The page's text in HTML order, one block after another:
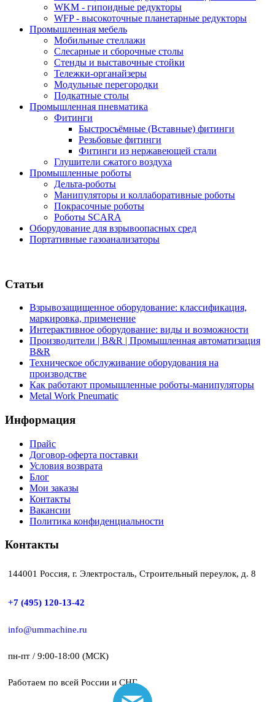
WKM - гипоидные редукторы
WFP - высокоточные планетарные редукторы
Промышленная мебель
Мобильные стеллажи
Слесарные и сборочные столы
Стенды и выставочные стойки
Тележки-органайзеры
Модульные перегородки
Подкатные столы
Промышленная пневматика
Фитинги
Быстросъёмные (Вставные) фитинги
Резьбовые фитинги
Фитинги из нержавеющей стали
Глушители сжатого воздуха
Промышленные роботы
Дельта-роботы
Манипуляторы и коллаборативные роботы
Покрасочные роботы
Роботы SCARA
Оборудование для взрывоопасных сред
Портативные газоанализаторы
Статьи
Взрывозащищенное оборудование: классификация,
маркировка, применение
Интерактивное оборудование: виды и возможности
Производители | B&R | Промышленная автоматизация
B&R
Техническое обслуживание оборудования на
производстве
Как работают промышленные роботы-манипуляторы
Metal Work Pneumatic
Информация
Прайс
Договор-оферта поставки
Условия возврата
Блог
Мои заказы
Контакты
Вакансии
Политика конфиденциальности
Контакты
144001 Россия, г. Электросталь, Строительный переулок, д. 8
+7 (495) 120-13-42
info@ummachine.ru
пн-пт / 9:00-18:00 (МСК)
Работаем по всей России и СНГ